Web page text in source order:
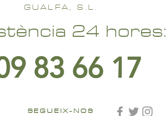
GUALFA, S.L.
24 hores:
83 66 17
SEGUEIX-NOS